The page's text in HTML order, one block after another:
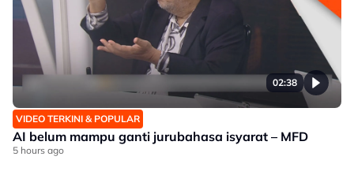
02:38
VIDEO TERKINI & POPULAR
AI belum mampu ganti jurubahasa isyarat – MFD
5 hours ago